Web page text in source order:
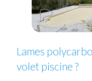
Lames
volet piscine ?